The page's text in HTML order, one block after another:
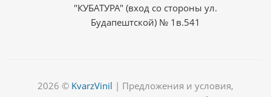
"КУБАТУРА" (вход со стороны ул.
Будапештской) № 1в.541
2026 © KvarzVinil | Предложения и условия,